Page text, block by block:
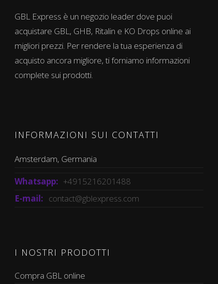
GBL Express è un negozio leader dove puoi
acquistare GBL, GHB, Ritalin e KO Drops online ai
migliori prezzi. Per rendere la tua esperienza di
acquisto ancora migliore, ti forniamo informazioni
complete sui prodotti.
INFORMAZIONI SUI CONTATTI
Amsterdam, Germania
Whatsapp: +4915216201488
E-mail: contact@gblexpress.com
I NOSTRI PRODOTTI
Compra GBL online